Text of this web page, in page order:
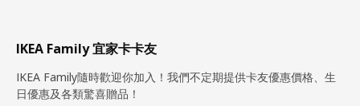
IKEA Family 宜家卡卡友
IKEA Family隨時歡迎你加入！我們不定期提供卡友優惠價格、生
日優惠及各類驚喜贈品！